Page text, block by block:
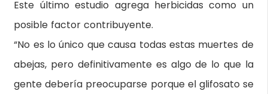
Este último estudio agrega herbicidas como un
posible factor contribuyente.
“No es lo único que causa todas estas muertes de
abejas, pero definitivamente es algo de lo que la
gente debería preocuparse porque el glifosato se